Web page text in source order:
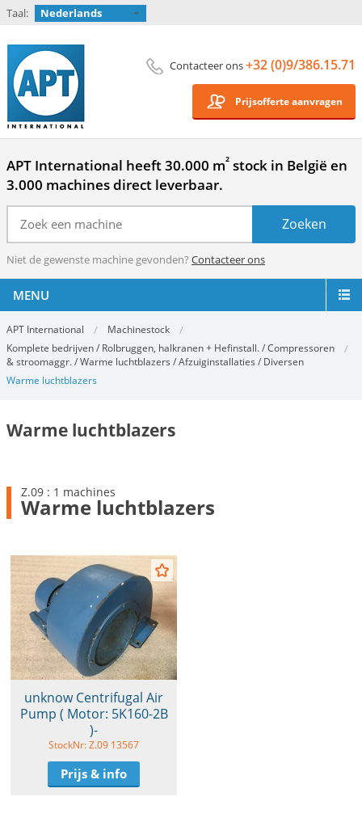
Taal: Nederlands
Contacteer ons+32 (0)9/386.15.71
Prijsofferte aanvragen
APT International heeft 30.000 m² stock in België en
3.000 machines direct leverbaar.
Niet de gewenste machine gevonden? Contacteer ons
MENU
APT International
Machinestock
Komplete bedrijven / Rolbruggen, halkranen + Hefinstall. / Compressoren
& stroomaggr. / Warme luchtblazers / Afzuiginstallaties / Diversen
Warme luchtblazers
Warme luchtblazers
Z.09 : 1 machines
Warme luchtblazers
unknow Centrifugal Air
Pump ( Motor: 5K160-2B
)-
StockNr: Z.09 13567
Prijs & info